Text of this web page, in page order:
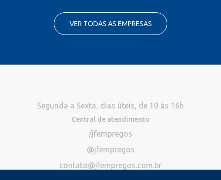
VER TODAS AS EMPRESAS
Segunda a Sexta, dias úteis, de 10 às 16h
Central de atendimento
/jfempregos
@jfempregos
contato@jfempregos.com.br